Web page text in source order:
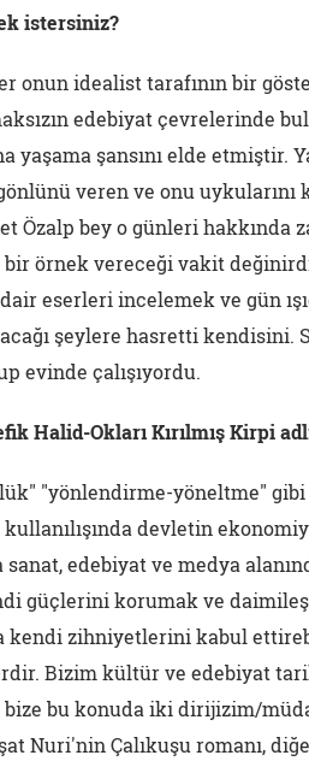
istersiniz?
idealist tarafının bir
edebiyat çevrelerinde
yaşama şansını elde etmiştir.
veren ve onu uykularını
Özalp bey o günleri hakkında
örnek vereceği vakit
eserleri incelemek ve gün
şeylere hasretti kendisini.
evinde çalışıyordu.
Halid-Okları Kırılmış Kirpi
"yönlendirme-yöneltme"
devletin
edebiyat ve medya
güçlerini korumak ve
kendi zihniyetlerini kabul
Bizim kültür ve edebiyat
bize bu konuda iki dirijizim/
Nuri'nin Çalıkuşu romanı,